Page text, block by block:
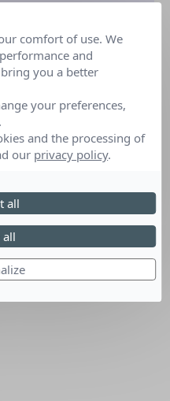
comfort of use. We
and
you a better
your preferences,
and the processing of
our privacy policy.
all
all